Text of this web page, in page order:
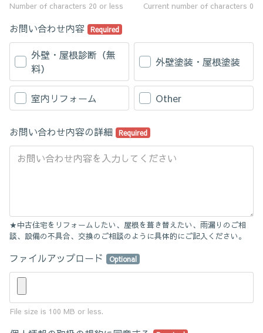
Number of characters 20 or less Current number of characters 0
お問い合わせ内容 Required
外壁・屋根診断（無
料）
外壁塗装・屋根塗装
室内リフォーム Other
お問い合わせ内容の詳細 Required
★中古住宅をリフォームしたい、屋根を葺き替えたい、雨漏りのご相
談、設備の不具合、交換のご相談のように具体的にご記入ください。
ファイルアップロード Optional
File size is 100 MB or less.